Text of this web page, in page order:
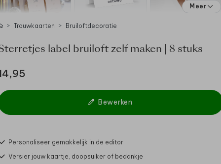
Meer
Trouwkaarten Bruiloftdecoratie
label bruiloft zelf maken | 8 stuks
Bewerken
Personaliseer gemakkelijk in de editor
Versier jouw kaartje, doopsuiker of bedankje